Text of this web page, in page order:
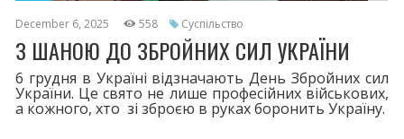
December 6, 2025 558 Суспільство
З ШАНОЮ ДО ЗБРОЙНИХ СИЛ УКРАЇНИ
6 грудня в Україні відзначають День Збройних сил
України. Це свято не лише професійних військових,
а кожного, хто зі зброєю в руках боронить Україну.